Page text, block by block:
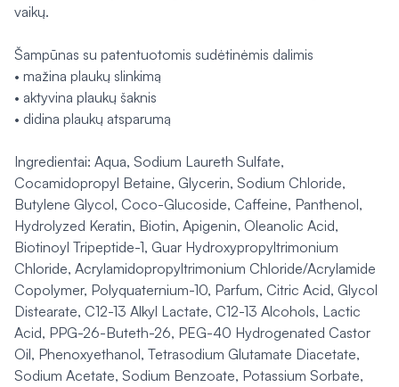
vaikų.
Šampūnas su patentuotomis sudėtinėmis dalimis
• mažina plaukų slinkimą
• aktyvina plaukų šaknis
• didina plaukų atsparumą
Ingredientai: Aqua, Sodium Laureth Sulfate,
Cocamidopropyl Betaine, Glycerin, Sodium Chloride,
Butylene Glycol, Coco-Glucoside, Caffeine, Panthenol,
Hydrolyzed Keratin, Biotin, Apigenin, Oleanolic Acid,
Biotinoyl Tripeptide-1, Guar Hydroxypropyltrimonium
Chloride, Acrylamidopropyltrimonium Chloride/Acrylamide
Copolymer, Polyquaternium-10, Parfum, Citric Acid, Glycol
Distearate, C12-13 Alkyl Lactate, C12-13 Alcohols, Lactic
Acid, PPG-26-Buteth-26, PEG-40 Hydrogenated Castor
Oil, Phenoxyethanol, Tetrasodium Glutamate Diacetate,
Sodium Acetate, Sodium Benzoate, Potassium Sorbate,